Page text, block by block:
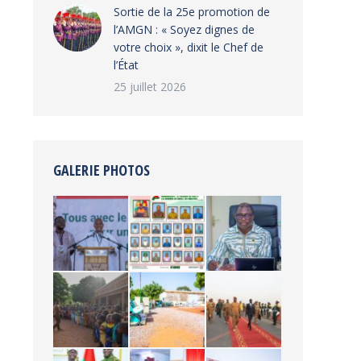
‎Sortie de la 25e promotion de
l’AMGN : « Soyez dignes de
votre choix », dixit le Chef de
l’État
25 juillet 2026
GALERIE PHOTOS